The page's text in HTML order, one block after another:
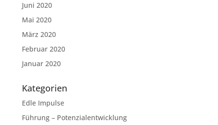
Juni 2020
Mai 2020
März 2020
Februar 2020
Januar 2020
Kategorien
Edle Impulse
Führung – Potenzialentwicklung